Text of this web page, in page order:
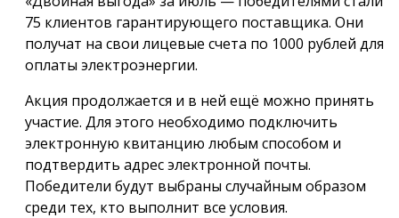
75 клиентов гарантирующего поставщика. Они
получат на свои лицевые счета по 1000 рублей для
оплаты электроэнергии.
Акция продолжается и в ней ещё можно принять
участие. Для этого необходимо подключить
электронную квитанцию любым способом и
подтвердить адрес электронной почты.
Победители будут выбраны случайным образом
среди тех, кто выполнит все условия.